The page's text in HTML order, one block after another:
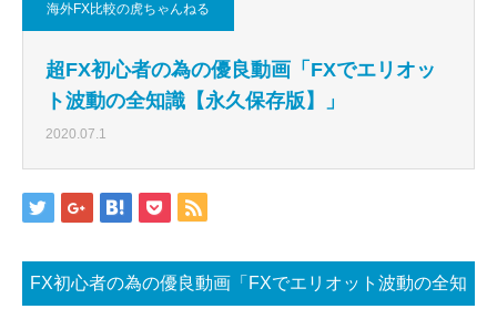
海外FX比較の虎ちゃんねる
超FX初心者の為の優良動画「FXでエリオッ
ト波動の全知識【永久保存版】」
2020.07.1
FX初心者の為の優良動画「FXでエリオット波動の全知